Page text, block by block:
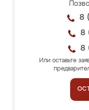
8
8
8
Или оставьте